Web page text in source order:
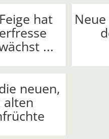
hat
...
neuen,
alten